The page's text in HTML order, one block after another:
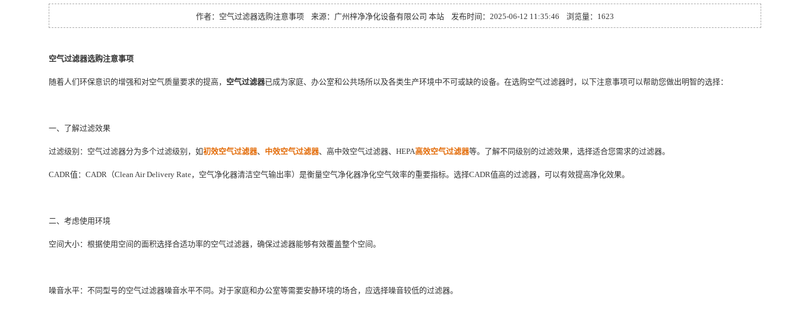
作者：空气过滤器选购注意事项 来源：广州梓净净化设备有限公司 本站 发布时间：2025-06-12 11:35:46 浏览量：1623
空气过滤器选购注意事项
随着人们环保意识的增强和对空气质量要求的提高， 空气过滤器已成为家庭、办公室和公共场所以及各类生产环境中不可或缺的设备。在选购空气过滤器时，以下注意事项可以帮助您做出明智的选择：
一、了解过滤效果
过滤级别：空气过滤器分为多个过滤级别，如初效空气过滤器、 中效空气过滤器、高中效空气过滤器、HEPA高效空气过滤器等。了解不同级别的过滤效果，选择适合您需求的过滤器。
CADR值：CADR（Clean Air Delivery Rate，空气净化器清洁空气输出率）是衡量空气净化器净化空气效率的重要指标。选择CADR值高的过滤器，可以有效提高净化效果。
二、考虑使用环境
空间大小：根据使用空间的面积选择合适功率的空气过滤器，确保过滤器能够有效覆盖整个空间。
噪音水平：不同型号的空气过滤器噪音水平不同。对于家庭和办公室等需要安静环境的场合，应选择噪音较低的过滤器。